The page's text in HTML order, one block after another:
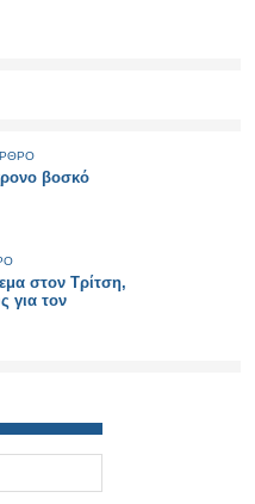
βοσκό
στον Τρίτση,
για τον